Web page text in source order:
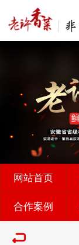
网站首页
合作案例